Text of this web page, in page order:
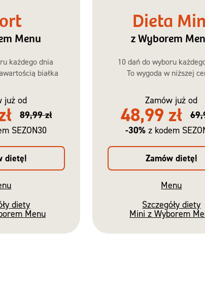
Menu
każdego dnia
białka
już od
89,99 zł
SEZON30
dietę!
diety
Menu
Dieta
z Wyborem
10 dań do wyboru
To wygoda w niższej
Zamów już od
48,99 zł
-30% z kodem
Zamów dietę!
Menu
Szczegóły diety
Mini z Wyborem